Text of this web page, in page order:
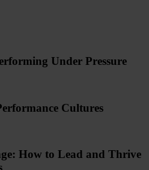
Under Pressure
Cultures
How to Lead and Thrive